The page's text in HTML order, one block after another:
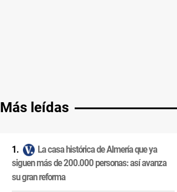
Más leídas
La casa histórica de Almería que ya
siguen más de 200.000 personas: así avanza
su gran reforma